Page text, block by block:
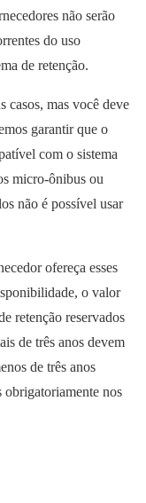
não serão
do uso
de retenção.
casos, mas você deve
garantir que o
com o sistema
micro-ônibus ou
não é possível usar
ofereça esses
o valor
retenção reservados
de três anos devem
de três anos
obrigatoriamente nos